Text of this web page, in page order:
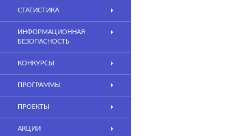
СТАТИСТИКА
ИНФОРМАЦИОННАЯ
БЕЗОПАСНОСТЬ
КОНКУРСЫ
ПРОГРАММЫ
ПРОЕКТЫ
АКЦИИ